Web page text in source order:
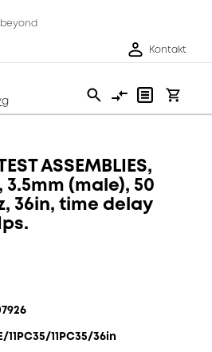
Kontakt
ASSEMBLIES,
(male), 50
36in, time delay
11PC35/36in